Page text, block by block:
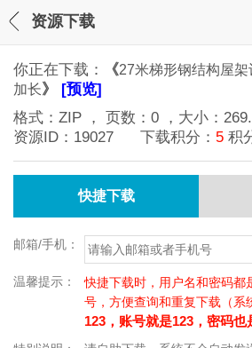
资源下载
你正在下载： 《27米梯形钢结构屋
加长》 [预览]
格式： ZIP ， 页数： 0 ，大小：
资源ID： 19027 下载积分： 5 积
快捷下载
邮箱/手机：
温馨提示：
快捷下载时，用户名和密码都
号，方便查询和重复下载（系
123，账号就是123，密码也